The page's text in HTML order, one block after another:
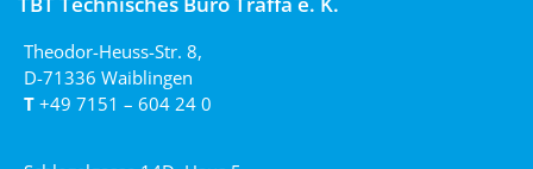
Theodor-Heuss-Str. 8,
D-71336 Waiblingen
T +49 7151 – 604 24 0